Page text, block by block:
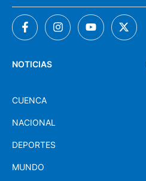
NOTICIAS
CUENCA
NACIONAL
DEPORTES
MUNDO